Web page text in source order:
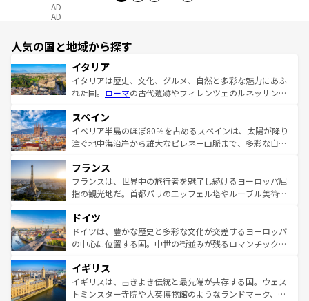
AD
AD
人気の国と地域から探す
イタリア
イタリアは歴史、文化、グルメ、自然と多彩な魅力にあふ
れた国。 ローマの古代遺跡やフィレンツェのルネッサンス
ろん、トスカーナの美しい田園風景やアマルフィ海岸の絶
景など、自然景観も見逃せない。観光の合間には、本場の
ピザやパスタなど、絶品のイタリア料理を堪能することも
ませてくれるイタリアで、忘れられない旅をしてみよう！
なお、新着のイタリア情報はコンテンツ一覧 を参照してほ
しい。
スペイン
イベリア半島のほぼ80％を占めるスペインは、太陽が降り
注ぐ地中海沿岸から雄大なピレネー山脈まで、多彩な自然
文化が根付くこの国では、情熱的なフラメンコ、熱気あふ
れる闘牛、そして美味しいタパスが生活の一部となってい
る。首都マドリードの洗練された雰囲気や、バルセロナの
の城塞都市、穏やかなビーチリゾートまで多彩な表情を見
せる。地方によって風土や気候が異なるスペインはその個
性で訪れる人を魅了する。 なお、新着のスペイン情報はコ
フランス
フランスは、世界中の旅行者を魅了し続けるヨーロッパ屈
指の観光地だ。首都パリのエッフェル塔やルーブル美術館
で、幅広い魅力が詰まっている。華麗な宮殿、歴史的な大
聖堂、美しいビーチ、そして豊かな自然が、訪れる者を心
から魅了する。また、フランスは美食の国としても知ら
いる。シャンパンの発祥地であるランス、プロヴァンスの
香り高いラベンダー畑など、多彩な楽しみ方が可能だ。さ
らに、パリ以外の地域にも魅力が溢れており、どの街角に
ドイツ
ドイツは、豊かな歴史と多彩な文化が交差するヨーロッパ
の中心に位置する国。中世の街並みが残るロマンチック街
顔を持つこの国は、どこを歩いても飽きることがない。ベ
ルリンの文化的活気、バイエルン州のアルプスの絶景、そ
してライン川沿いのワイン畑といった風景は必見。ビール
イギリス
イギリスは、古きよき伝統と最先端が共存する国。ウェス
トミンスター寺院や大英博物館のようなランドマーク、歴